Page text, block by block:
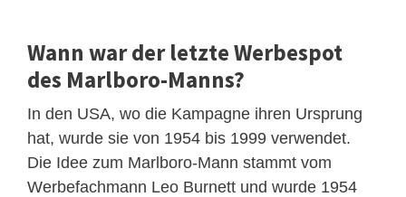
Wann war der letzte Werbespot
des Marlboro-Manns?
In den USA, wo die Kampagne ihren Ursprung
hat, wurde sie von 1954 bis 1999 verwendet.
Die Idee zum Marlboro-Mann stammt vom
Werbefachmann Leo Burnett und wurde 1954